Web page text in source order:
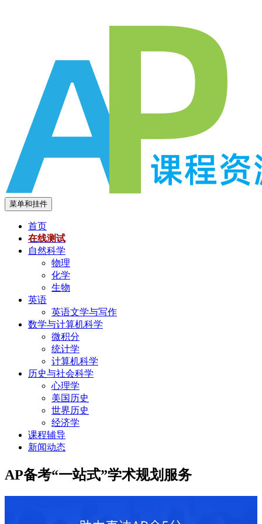
菜单和挂件
首页
在线测试
自然科学
物理
化学
生物
英语
英语文学与写作
数学与计算机科学
微积分
统计学
计算机科学
历史与社会科学
心理学
美国历史
世界历史
经济学
课程辅导
新闻动态
AP备考“一站式”学术规划服务